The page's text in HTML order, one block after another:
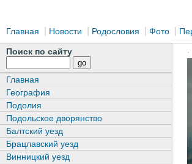
Главная Новости Родословия Фото
.
Поиск по сайту
Главная
География
Подолия
Подольское дворянство
Балтский уезд
Брацлавский уезд
Винницкий уезд